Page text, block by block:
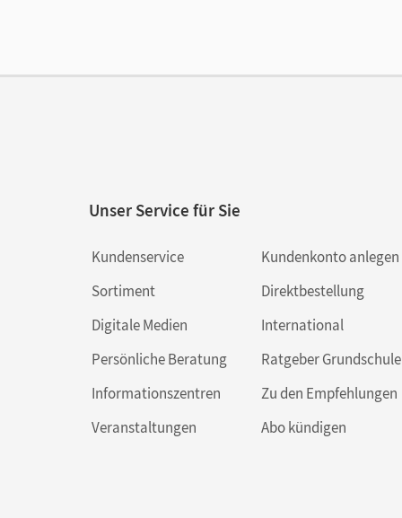
Unser Service für Sie
Kundenservice
Sortiment
Digitale Medien
Persönliche Beratung
Informationszentren
Veranstaltungen
Kundenkonto anlegen
Direktbestellung
International
Ratgeber Grundschule
Zu den Empfehlungen
Abo kündigen